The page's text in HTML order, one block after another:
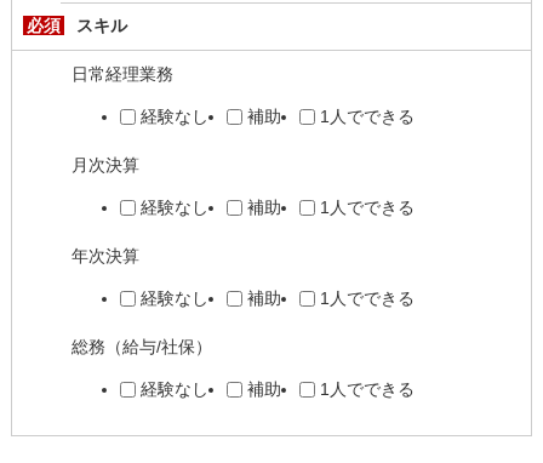
必須 スキル
日常経理業務
経験なし 補助 1人でできる
月次決算
経験なし 補助 1人でできる
年次決算
経験なし 補助 1人でできる
総務（給与/社保）
経験なし 補助 1人でできる